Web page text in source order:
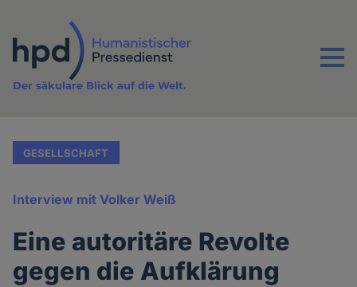
Inhalt
Menu
Der säkulare Blick auf die Welt.
GESELLSCHAFT
Interview mit Volker Weiß
Eine autoritäre Revolte
gegen die Aufklärung